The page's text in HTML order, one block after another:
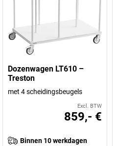
Dozenwagen LT610 –
Treston
met 4 scheidingsbeugels
Excl. BTW
859,- €
Binnen 10 werkdagen